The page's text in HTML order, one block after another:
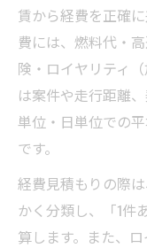
賃から経費を正確
費には、燃料代・
険・ロイヤリティ
は案件や走行距離
単位・日単位での
です。
経費見積もりの際
かく分類し、「1件
算します。また、